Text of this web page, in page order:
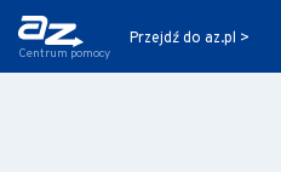
Centrum pomocy
Przejdź do az.pl >